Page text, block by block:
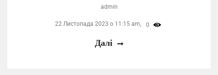
admin
22 Листопада 2023 о 11:15 am, 0
Далі